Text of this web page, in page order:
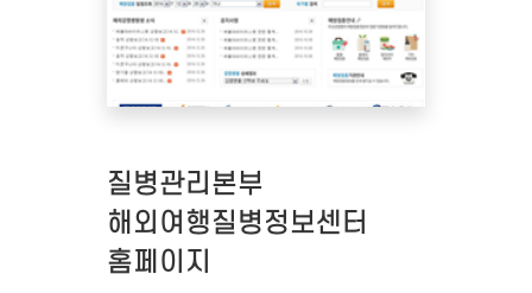
질병관리본부
해외여행질병정보센터
홈페이지